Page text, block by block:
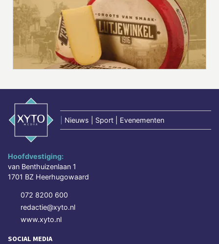
Nieuws | Sport | Evenementen
Hoofdvestiging:
van Benthuizenlaan 1
1701 BZ Heerhugowaard
072 8200 600
redactie@xyto.nl
www.xyto.nl
SOCIAL MEDIA